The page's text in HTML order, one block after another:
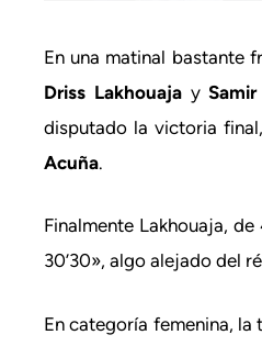
En una matinal bastante
Driss Lakhouajay
disputado la victoria
Acuña.
Finalmente Lakhouaja,
30’30», algo alejado del
En categoría femenina,